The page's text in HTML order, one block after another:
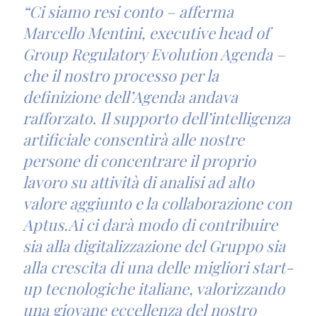
“Ci siamo resi conto – afferma
Marcello Mentini, executive head of
Group Regulatory Evolution Agenda –
che il nostro processo per la
definizione dell’Agenda andava
rafforzato. Il supporto dell’intelligenza
artificiale consentirà alle nostre
persone di concentrare il proprio
lavoro su attività di analisi ad alto
valore aggiunto e la collaborazione con
Aptus.Ai ci darà modo di contribuire
sia alla digitalizzazione del Gruppo sia
alla crescita di una delle migliori start-
up tecnologiche italiane, valorizzando
una giovane eccellenza del nostro